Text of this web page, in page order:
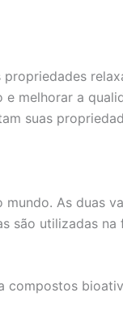
melhorar a
suas
As duas
são utilizadas